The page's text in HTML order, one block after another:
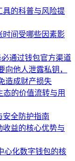
具的科普与风险提
时间受哪些因素影
通过钱包官方渠道
他人泄露私钥，
造成财产损失
的价值流转与用
安全防护指南
收益的核心优势与
心化数字钱包的核